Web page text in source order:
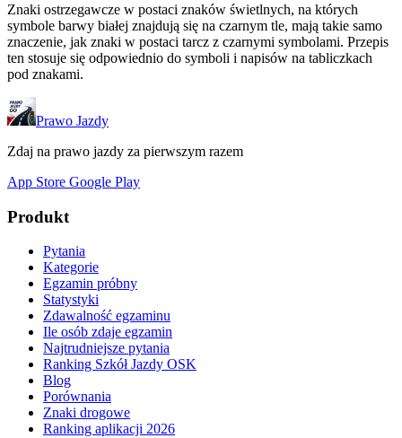
Znaki ostrzegawcze w postaci znaków świetlnych, na których
symbole barwy białej znajdują się na czarnym tle, mają takie samo
znaczenie, jak znaki w postaci tarcz z czarnymi symbolami. Przepis
ten stosuje się odpowiednio do symboli i napisów na tabliczkach
pod znakami.
Prawo Jazdy
Zdaj na prawo jazdy za pierwszym razem
App Store Google Play
Produkt
Pytania
Kategorie
Egzamin próbny
Statystyki
Zdawalność egzaminu
Ile osób zdaje egzamin
Najtrudniejsze pytania
Ranking Szkół Jazdy OSK
Blog
Porównania
Znaki drogowe
Ranking aplikacji 2026